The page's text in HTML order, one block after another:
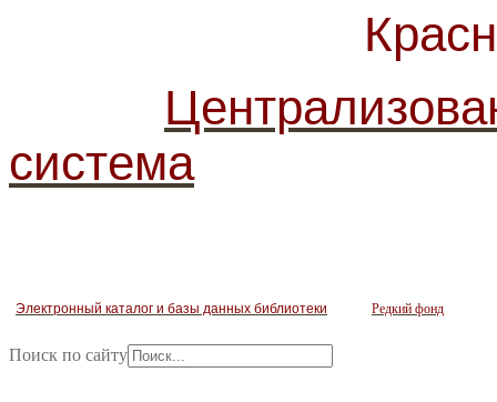
система
Электронный каталог и базы данных библиотеки Редкий фонд
Поиск по сайту